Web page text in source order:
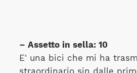
– Assetto in sella: 10
E' una bici che mi ha
straordinario sin dalle